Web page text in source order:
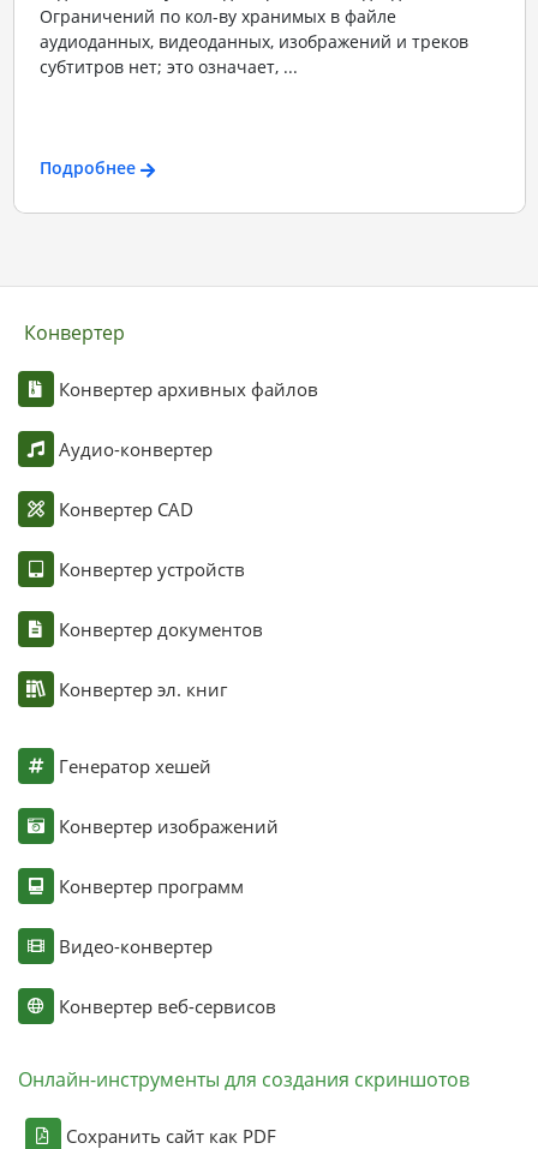
Ограничений по кол-ву хранимых в файле
аудиоданных, видеоданных, изображений и треков
субтитров нет; это означает, ...
Подробнее
Конвертер
Конвертер архивных файлов
Аудио-конвертер
Конвертер CAD
Конвертер устройств
Конвертер документов
Конвертер эл. книг
Генератор хешей
Конвертер изображений
Конвертер программ
Видео-конвертер
Конвертер веб-сервисов
Онлайн-инструменты для создания скриншотов
Сохранить сайт как PDF